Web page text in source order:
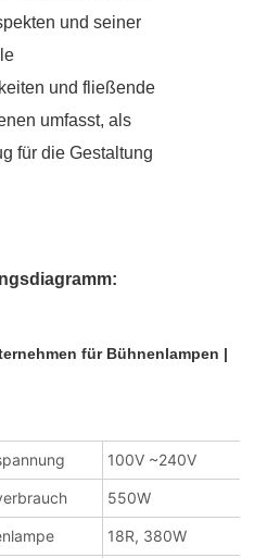
und seiner
und fließende
umfasst, als
für die Gestaltung
100V ~240V
550W
18R, 380W